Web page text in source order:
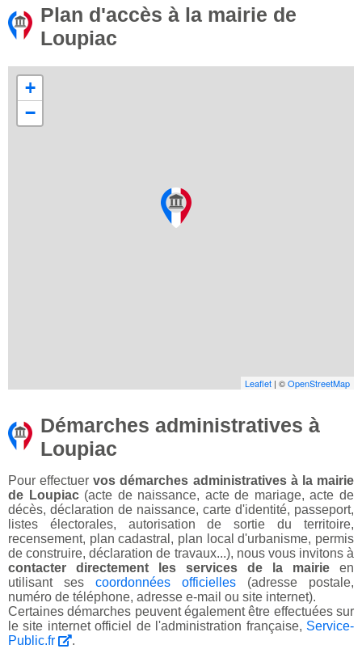
Plan d'accès à la mairie de
Loupiac
+
−
Leaflet | ©OpenStreetMap
Démarches administratives à
Loupiac
Pour effectuervos démarches administratives à la mairie
de Loupiac(acte de naissance, acte de mariage, acte de
décès, déclaration de naissance, carte d'identité, passeport,
listes électorales, autorisation de sortie du territoire,
recensement, plan cadastral, plan local d'urbanisme, permis
de construire, déclaration de travaux...), nous vous invitons à
contacter directement les services de la mairie en
utilisant ses coordonnées officielles (adresse postale,
numéro de téléphone, adresse e-mail ou site internet).
Certaines démarches peuvent également être effectuées sur
le site internet officiel de l'administration française, Service-
Public.fr
.